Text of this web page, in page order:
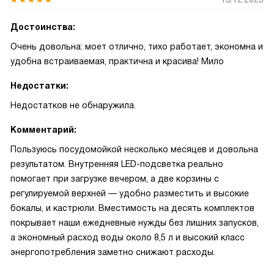
Достоинства:
Очень довольна: моет отлично, тихо работает, экономна и
удобна встраиваемая, практична и красива! Мило
Недостатки:
Недостатков не обнаружила.
Комментарий:
Пользуюсь посудомойкой несколько месяцев и довольна
результатом. Внутренняя LED-подсветка реально
помогает при загрузке вечером, а две корзины с
регулируемой верхней — удобно разместить и высокие
бокалы, и кастрюли. Вместимость на десять комплектов
покрывает наши ежедневные нужды без лишних запусков,
а экономный расход воды около 8,5 л и высокий класс
энергопотребления заметно снижают расходы.